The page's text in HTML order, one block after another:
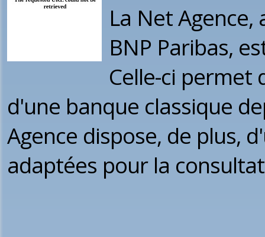
La Net Agence,
BNP Paribas,
Celle-ci permet
d'une banque classique
Agence dispose, de plus,
adaptées pour la